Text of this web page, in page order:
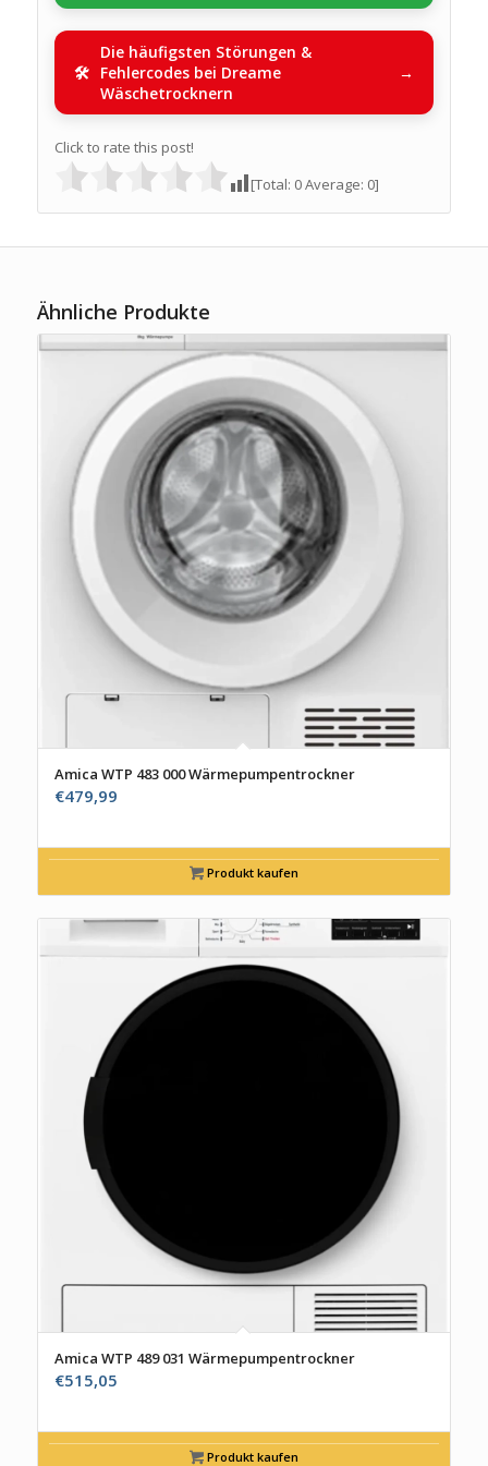
Die häufigsten Störungen &
Fehlercodes bei Dreame
Wäschetrocknern
Click to rate this post!
[Total: 0Average: 0]
Ähnliche Produkte
Amica WTP 483 000 Wärmepumpentrockner
€479,99
Produkt kaufen
Amica WTP 489 031 Wärmepumpentrockner
€515,05
Produkt kaufen